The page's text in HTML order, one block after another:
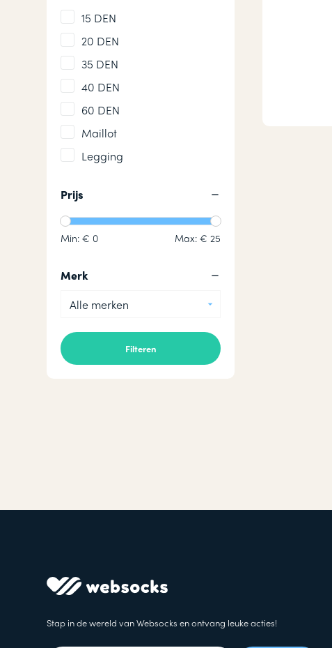
15 DEN
20 DEN
35 DEN
40 DEN
60 DEN
Maillot
Legging
Prijs
Min: € 0 Max: € 25
Merk
Alle merken
Stap in de wereld van Websocks en ontvang leuke acties!